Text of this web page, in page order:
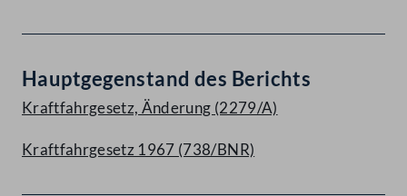
Hauptgegenstand des Berichts
Kraftfahrgesetz, Änderung (2279/A)
Kraftfahrgesetz 1967 (738/BNR)